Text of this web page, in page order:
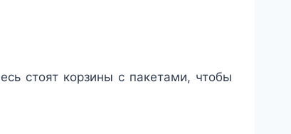
стоят корзины с пакетами, чтобы